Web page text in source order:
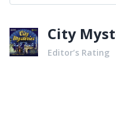
City
Editor’s Rating